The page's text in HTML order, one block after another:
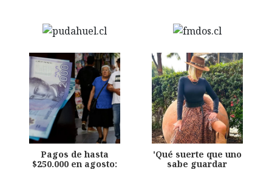
Pagos de hasta
$250.000 en agosto:
'Qué suerte que uno
sabe guardar